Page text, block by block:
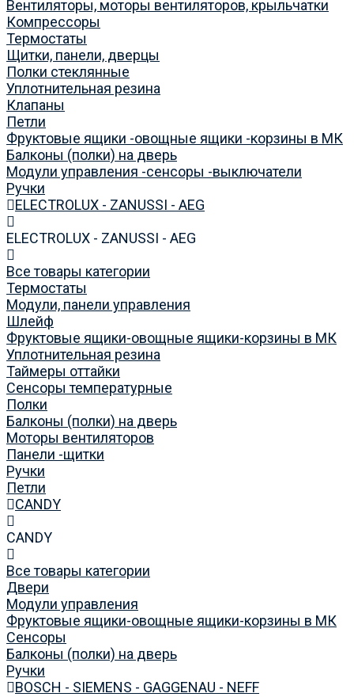
Вентиляторы, моторы вентиляторов, крыльчатки
Компрессоры
Термостаты
Щитки, панели, дверцы
Полки стеклянные
Уплотнительная резина
Клапаны
Петли
Фруктовые ящики -овощные ящики -корзины в МК
Балконы (полки) на дверь
Модули управления -сенсоры -выключатели
Ручки
ELECTROLUX - ZANUSSI - AEG
ELECTROLUX - ZANUSSI - AEG
Все товары категории
Термостаты
Модули, панели управления
Шлейф
Фруктовые ящики-овощные ящики-корзины в МК
Уплотнительная резина
Таймеры оттайки
Сенсоры температурные
Полки
Балконы (полки) на дверь
Моторы вентиляторов
Панели -щитки
Ручки
Петли
CANDY
CANDY
Все товары категории
Двери
Модули управления
Фруктовые ящики-овощные ящики-корзины в МК
Сенсоры
Балконы (полки) на дверь
Ручки
BOSCH - SIEMENS - GAGGENAU - NEFF